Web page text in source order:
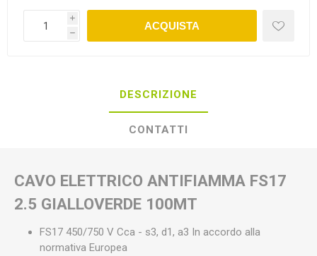
i
h
ACQUISTA
DESCRIZIONE
CONTATTI
CAVO ELETTRICO ANTIFIAMMA FS17
2.5 GIALLOVERDE 100MT
FS17 450/750 V Cca - s3, d1, a3 In accordo alla
normativa Europea